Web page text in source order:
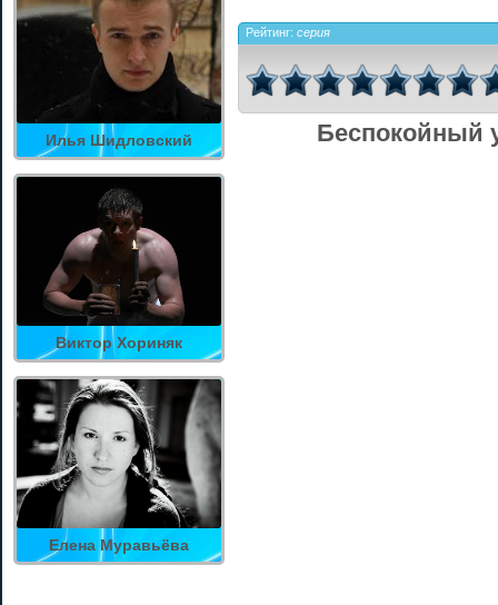
Илья Шидловский
Виктор Хориняк
Елена Муравьёва
Рейтинг: серия
Беспокойный